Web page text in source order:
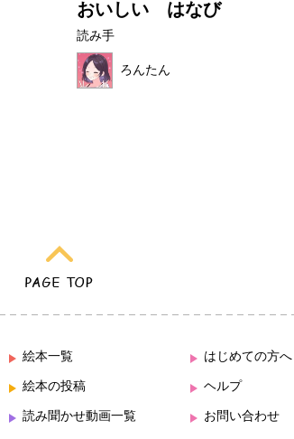
おいしい はなび
読み手
ろんたん
絵本一覧
絵本の投稿
読み聞かせ動画一覧
はじめての方へ
ヘルプ
お問い合わせ